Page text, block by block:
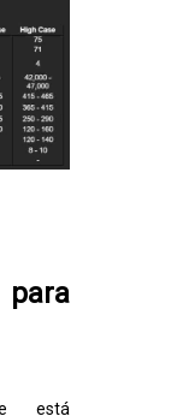
está